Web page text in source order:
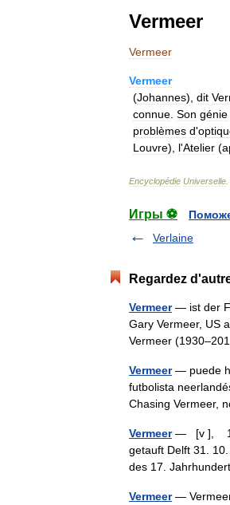
Vermeer
Vermeer
Vermeer
(Johannes), dit
connue Son génie
problèmes d'
Louvre), l'Atelier (
Encyclopédie Universelle
Игры ⚽
Verlaine
Regardez
Vermeer— ist der
Gary Vermeer, US
Vermeer
Vermeer— puede
futbolista
Chasing Vermeer,
Vermeer— [v ], 1)
getauft Delft 31.
des 17.
Vermeer—